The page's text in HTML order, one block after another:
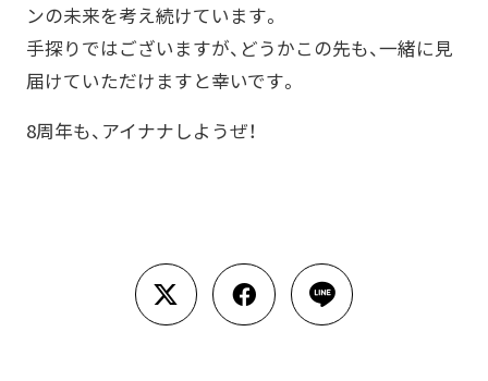
ンの未来を考え続けています。
手探りではございますが、どうかこの先も、一緒に見
届けていただけますと幸いです。
8周年も、アイナナしようぜ！